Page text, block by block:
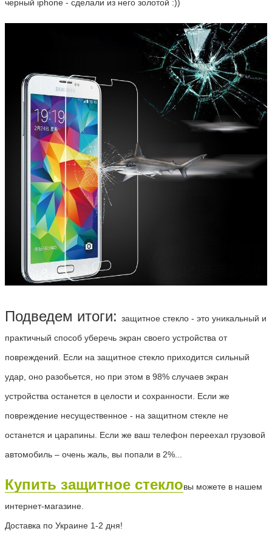
черный iphone - сделали из него золотой :))
Подведем итоги: защитное стекло - это уникальный и
практичный способ уберечь экран своего устройства от
повреждений. Если на защитное стекло приходится сильный
удар, оно разобьется, но при этом в 98% случаев экран
устройства останется в целости и сохранности. Если же
повреждение несущественное - на защитном стекле не
останется и царапины. Если же ваш телефон переехал грузовой
автомобиль – очень жаль , вы попали в 2%...
Купить защитное стекловы можете в нашем
интернет-магазине.
Доставка по Украине 1-2 дня!